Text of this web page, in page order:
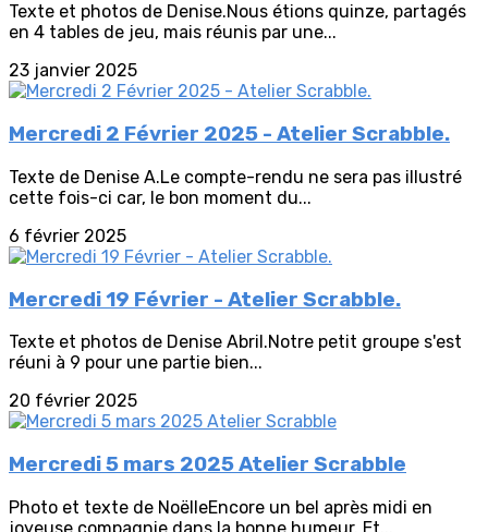
Texte et photos de Denise.Nous étions quinze, partagés
en 4 tables de jeu, mais réunis par une...
23 janvier 2025
Mercredi 2 Février 2025 - Atelier Scrabble.
Texte de Denise A.Le compte-rendu ne sera pas illustré
cette fois-ci car, le bon moment du...
6 février 2025
Mercredi 19 Février - Atelier Scrabble.
Texte et photos de Denise Abril.Notre petit groupe s'est
réuni à 9 pour une partie bien...
20 février 2025
Mercredi 5 mars 2025 Atelier Scrabble
Photo et texte de NoëlleEncore un bel après midi en